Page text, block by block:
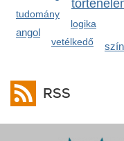
tudomány
logika
angol
vetélkedő
RSS